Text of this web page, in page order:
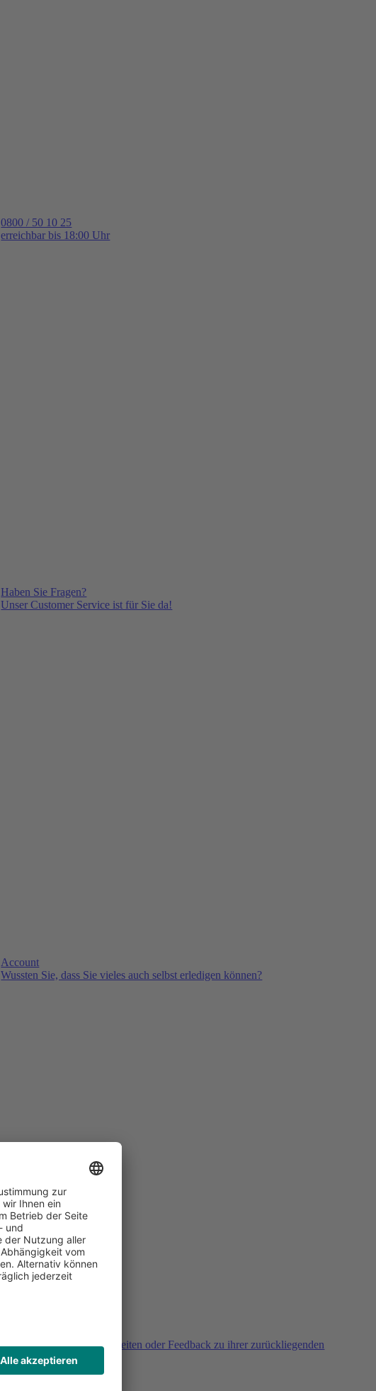
0800 / 50 10 25
erreichbar bis 18:00 Uhr
Haben Sie Fragen?
Unser Customer Service ist für Sie da!
Account
Wussten Sie, dass Sie vieles auch selbst erledigen können?
Sie haben Fragen, Unklarheiten oder Feedback zu ihrer zurückliegenden
Buchung?